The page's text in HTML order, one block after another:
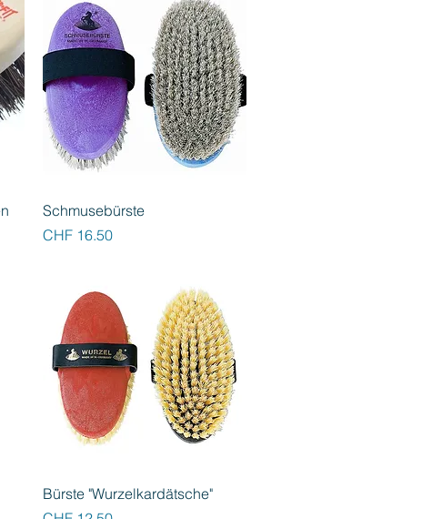
Schnellansicht
Schmusebürste
Preis
CHF 16.50
Schnellansicht
Bürste "Wurzelkardätsche"